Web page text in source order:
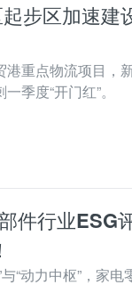
步区加速建
重点物流项目，
季度“开门红”。
件行业ESG
“动力中枢”，家